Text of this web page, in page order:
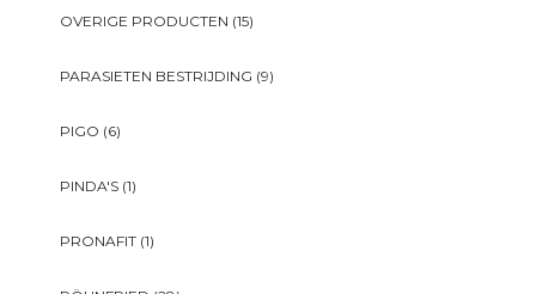
OVERIGE PRODUCTEN (15)
PARASIETEN BESTRIJDING (9)
PIGO (6)
PINDA'S (1)
PRONAFIT (1)